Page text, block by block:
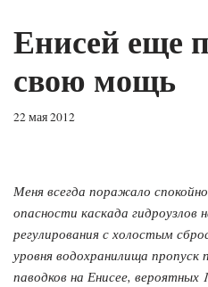
Енисей еще
свою мощь
22 мая 2012
Меня всегда поражало
опасности каскада гидроузлов
регулирования с холостым
уровня водохранилища
паводков на Енисее,